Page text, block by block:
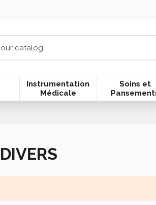
Instrumentation
Médicale
Soins et